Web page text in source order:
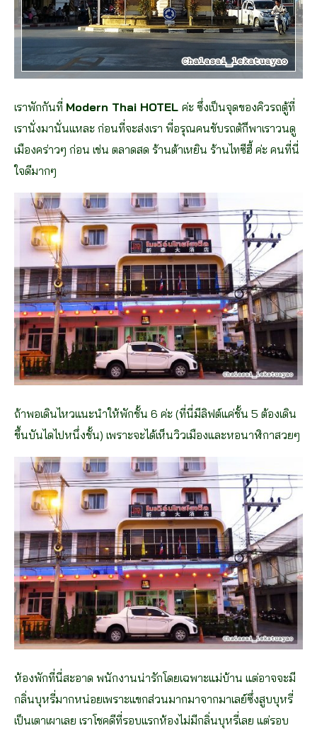
เราพักกันที่ Modern Thai HOTEL ค่ะ ซึ่งเป็นจุดของคิวรถตู้ที่
เรานั่งมานั่นแหละ ก่อนที่จะส่งเรา พี่อรุณคนขับรถตัก็พาเราวนดู
เมืองคร่าวๆ ก่อน เช่น ตลาดสด ร้านต้าเหยิน ร้านไทซีฮี้ ค่ะ คนที่นี่
ใจดีมากๆ
ถ้าพอเดินไหวแนะนำให้พักชั้น 6 ค่ะ (ที่นี่มีลิฟต์แค่ชั้น 5 ต้องเดิน
ขึ้นบันไดไปหนึ่งชั้น) เพราะจะได้เห็นวิวเมืองและหอนาฬิกาสวยๆ
ห้องพักที่นี่สะอาด พนักงานน่ารักโดยเฉพาะแม่บ้าน แต่อาจจะมี
กลิ่นบุหรี่มากหน่อยเพราะแขกส่วนมากมาจากมาเลย์ซึ่งสูบบุหรี่
เป็นเตาเผาเลย เราโชคดีที่รอบแรกห้องไม่มีกลิ่นบุหรี่เลย แต่รอบ